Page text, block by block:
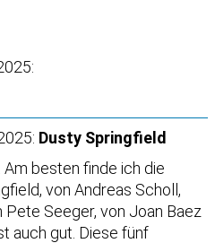
Dusty Springfield
besten finde ich die
von Andreas Scholl,
Pete Seeger, von Joan Baez
auch gut. Diese fünf